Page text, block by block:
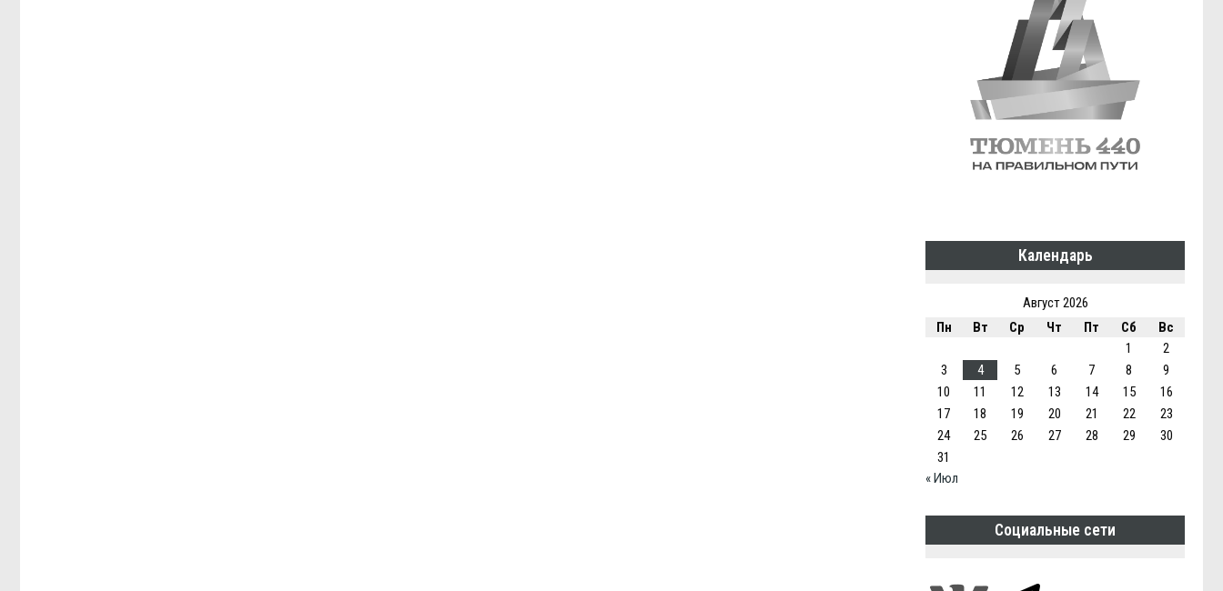
Календарь
Август 2026
Пн
Вт Ср Чт Пт Сб
Вс
1
2
3
4 5 6 7 8
9
10
11 12 13 14 15
16
17
18 19 20 21 22
23
24
25 26 27 28 29
30
31
« Июл
Социальные сети